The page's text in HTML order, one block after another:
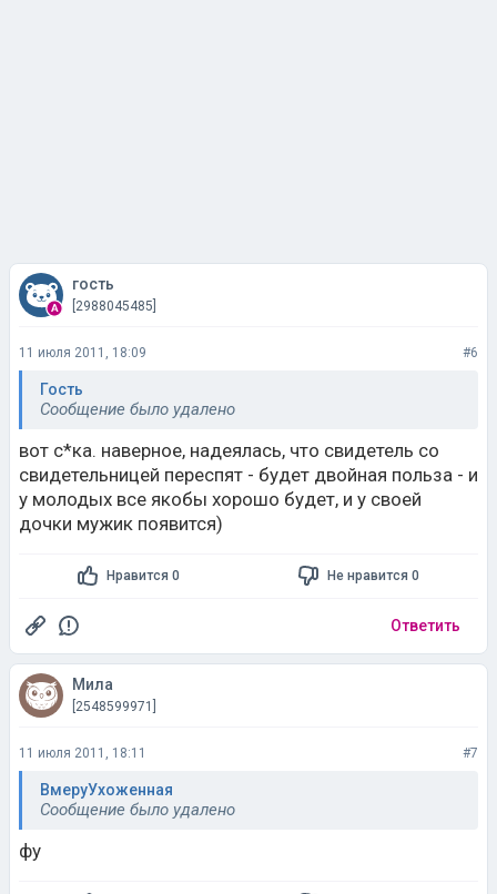
гость
[2988045485]
11 июля 2011, 18:09 #6
Гость
Сообщение было удалено
вот с*ка. наверное, надеялась, что свидетель со
свидетельницей переспят - будет двойная польза - и
у молодых все якобы хорошо будет, и у своей
дочки мужик появится)
Нравится 0 Не нравится 0
Ответить
Мила
[2548599971]
11 июля 2011, 18:11 #7
ВмеруУхоженная
Сообщение было удалено
фу